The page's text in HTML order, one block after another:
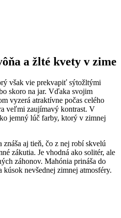
a žlté kvety v zime
však vie prekvapiť sýtožltými
skoro na jar. Vďaka svojim
vyzerá atraktívne počas celého
veľmi zaujímavý kontrast. V
jemný lúč farby, ktorý v zimnej
znáša aj tieň, čo z nej robí skvelú
zákutia. Je vhodná ako solitér, ale
záhonov. Mahónia prináša do
kúsok nevšednej zimnej atmosféry.